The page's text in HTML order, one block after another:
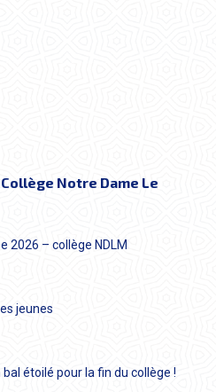
Notre Dame Le
2026 – collège NDLM
jeunes
bal étoilé pour la fin du collège !